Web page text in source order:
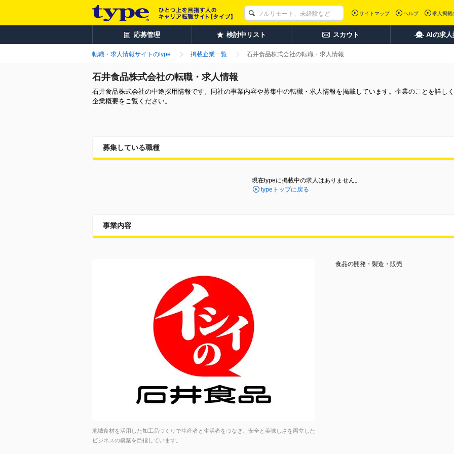
サイトマップ ヘルプ 求人掲載
応募管理 検討中リスト スカウト AIの求人
転職・求人情報サイトのtype 掲載企業一覧 石井食品株式会社の転職・求人情報
石井食品株式会社の転職・求人情報
石井食品株式会社の中途採用情報です。同社の事業内容や募集中の転職・求人情報を掲載しています。企業のことを詳し
企業概要をご覧ください。
募集している職種
現在typeに掲載中の求人はありません。
typeトップに戻る
事業内容
地域食材を活用した加工品づくりで生産者と生活者をつなぎ、安全と美味しさを両立した
ビジネスの構築を目指しています。
食品の開発・製造・販売